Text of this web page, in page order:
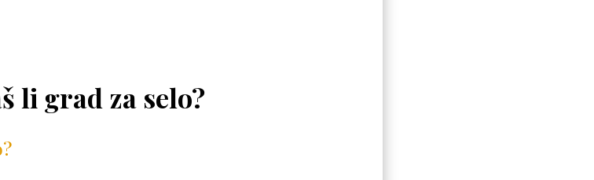
li grad za selo?